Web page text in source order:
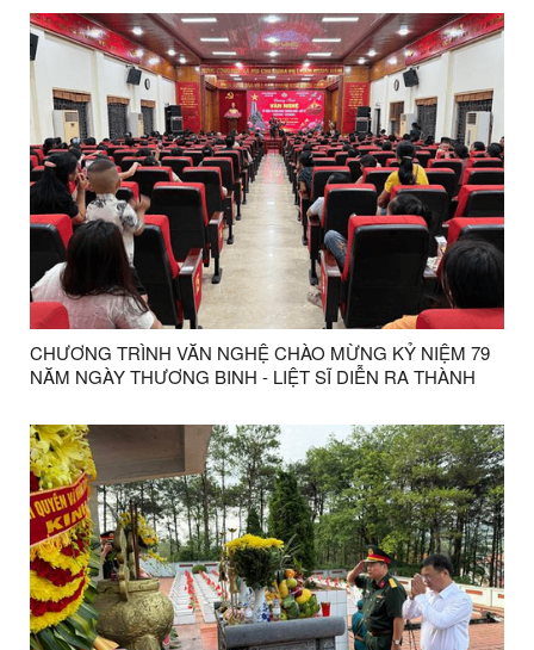
CHƯƠNG TRÌNH VĂN NGHỆ CHÀO MỪNG KỶ NIỆM 79
NĂM NGÀY THƯƠNG BINH - LIỆT SĨ DIỄN RA THÀNH